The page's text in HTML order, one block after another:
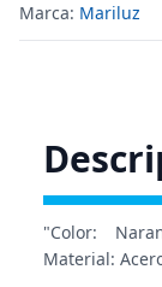
Marca: Mariluz
"Color:
Material: